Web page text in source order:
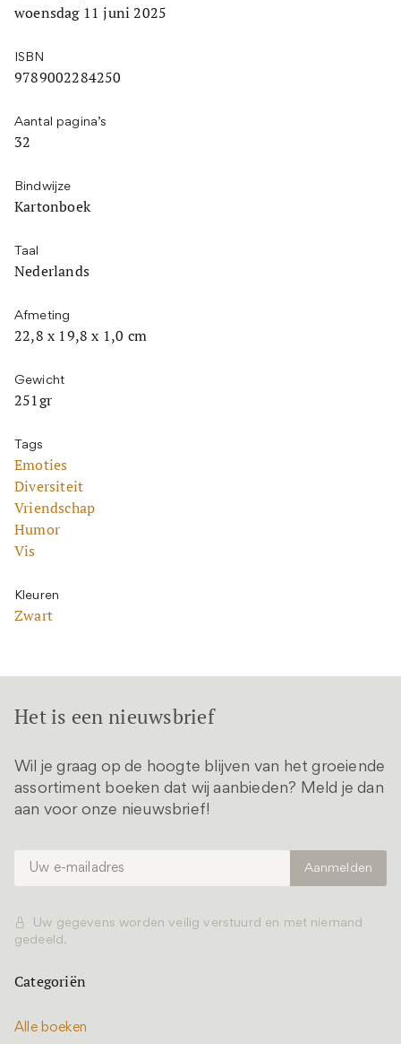
woensdag 11 juni 2025
ISBN
9789002284250
Aantal pagina’s
32
Bindwijze
Kartonboek
Taal
Nederlands
Afmeting
22,8 x 19,8 x 1,0 cm
Gewicht
251gr
Tags
Emoties
Diversiteit
Vriendschap
Humor
Vis
Kleuren
Zwart
Het is een nieuwsbrief
Wil je graag op de hoogte blijven van het groeiende
assortiment boeken dat wij aanbieden? Meld je dan
aan voor onze nieuwsbrief!
Uw gegevens worden veilig verstuurd en met niemand
gedeeld.
Categoriën
Alle boeken